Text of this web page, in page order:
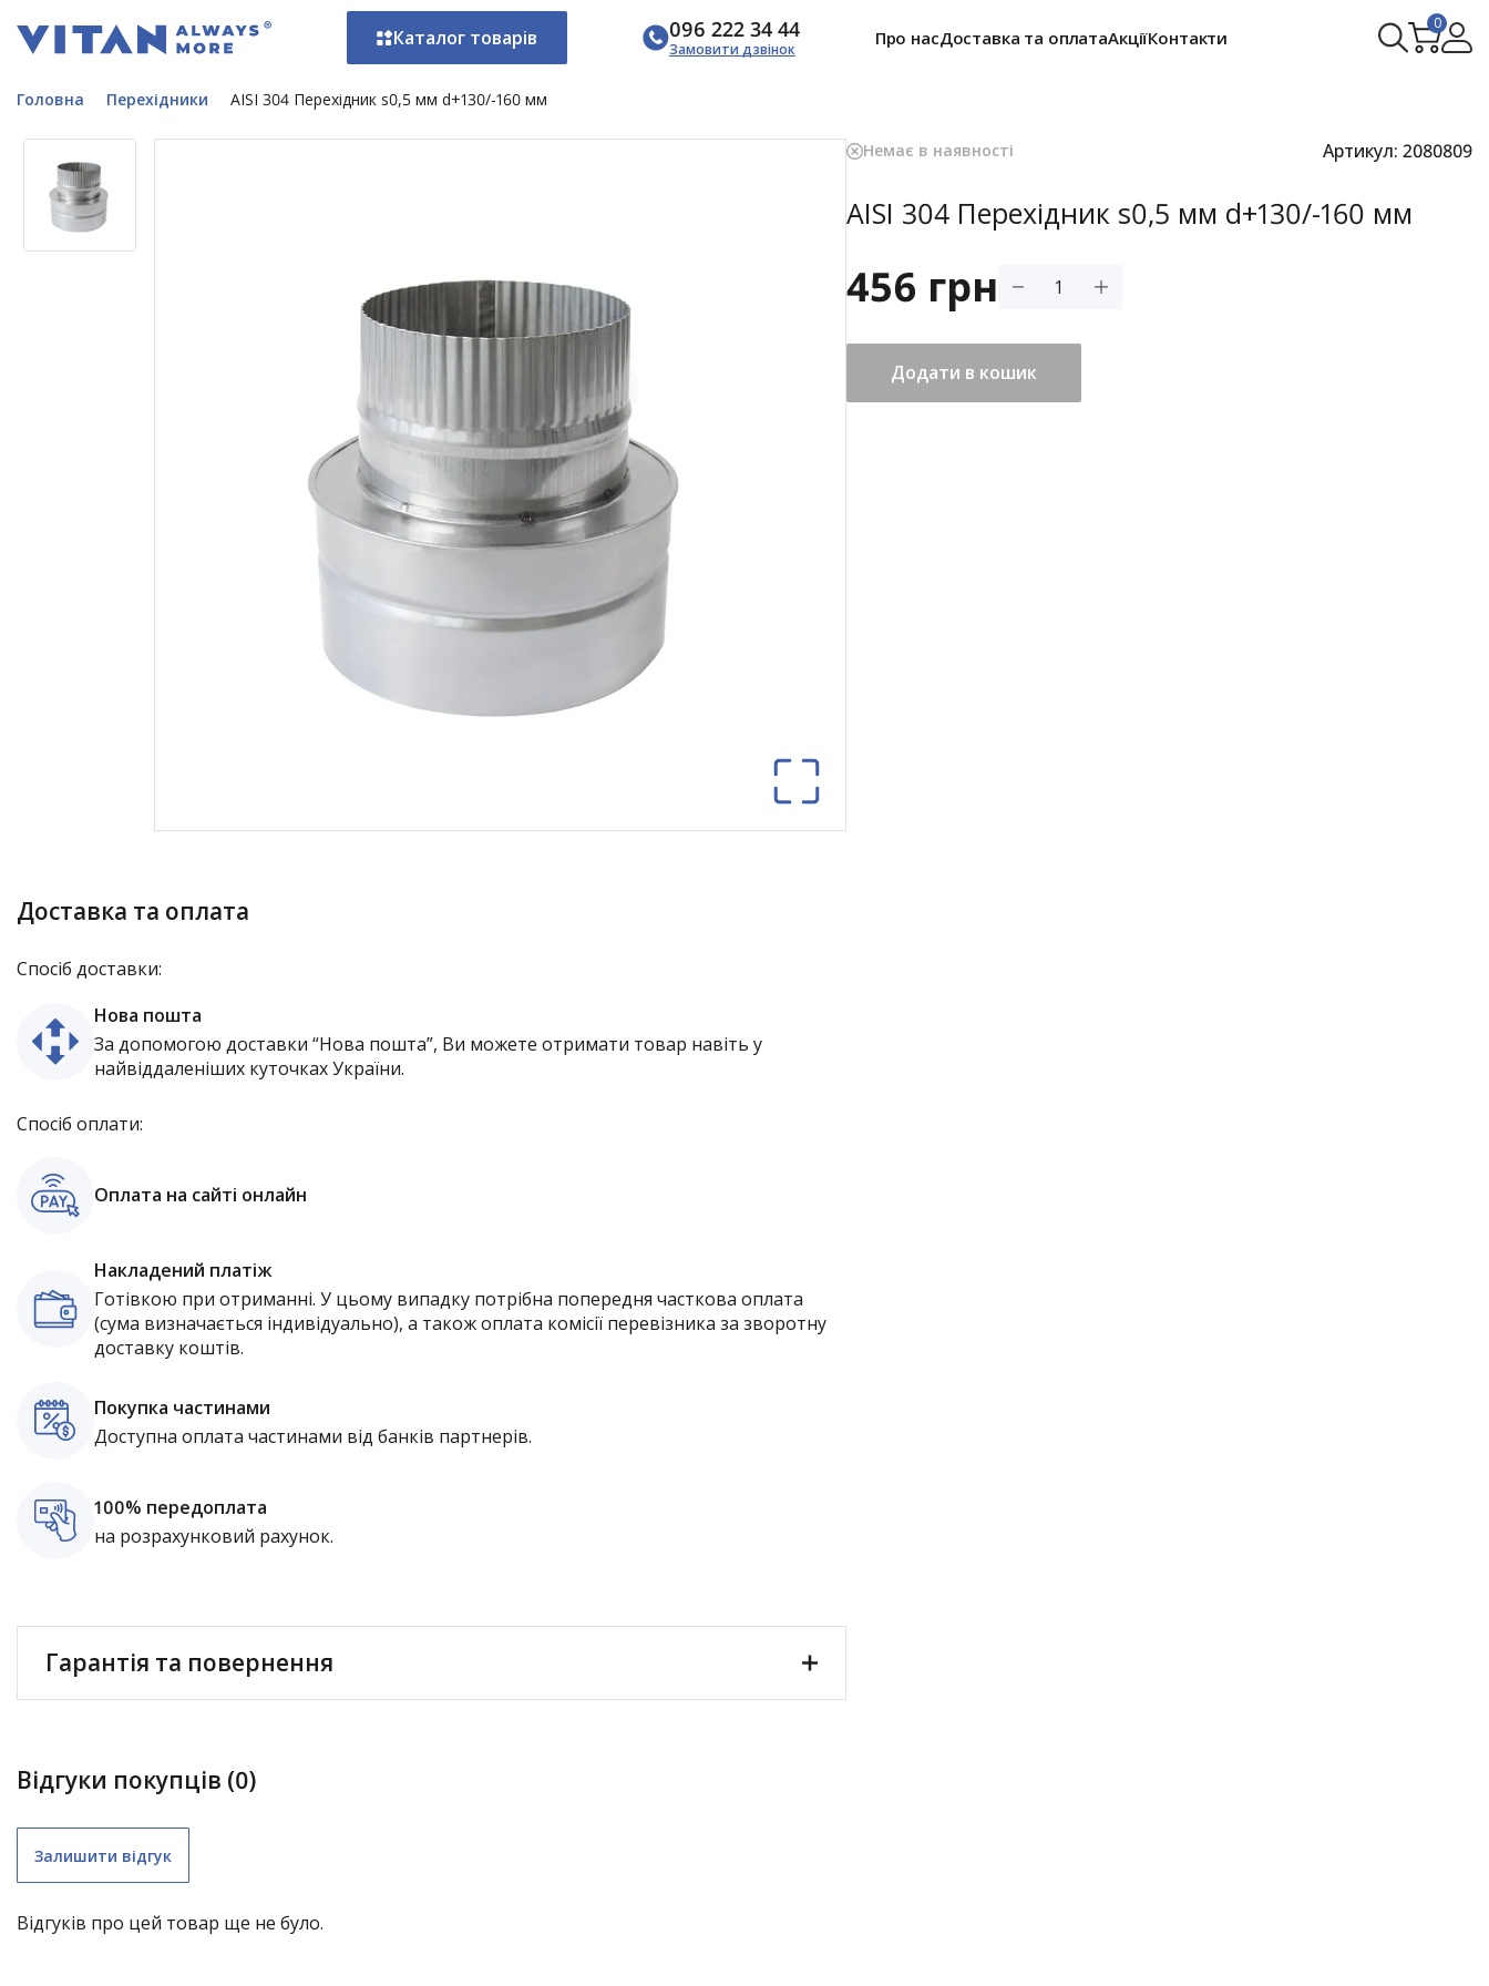
Каталог товарів 096 222 34 44
Замовити дзвінок
Про насДоставка та оплатаАкціїКонтакти
0
Головна Перехідники AISI 304 Перехідник s0,5 мм d+130/-160 мм
Доставка та оплата
Спосіб доставки:
Нова пошта
За допомогою доставки “Нова пошта”, Ви можете отримати товар навіть у
найвіддаленіших куточках України.
Спосіб оплати:
Оплата на сайті онлайн
Накладений платіж
Готівкою при отриманні. У цьому випадку потрібна попередня часткова оплата
(сума визначається індивідуально), а також оплата комісії перевізника за зворотну
доставку коштів.
Покупка частинами
Доступна оплата частинами від банків партнерів.
100% передоплата
на розрахунковий рахунок.
Гарантія та повернення
складні меблі (крім «економ») – 1 рік;
Відгуки покупців (0)
Залишити відгук
Відгуків про цей товар ще не було.
Немає в наявності Артикул: 2080809
AISI 304 Перехідник s0,5 мм d+130/-160 мм
456 грн
Додати в кошик